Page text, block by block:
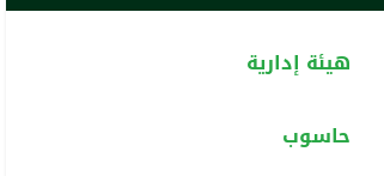
هيئة إدارية
حاسوب